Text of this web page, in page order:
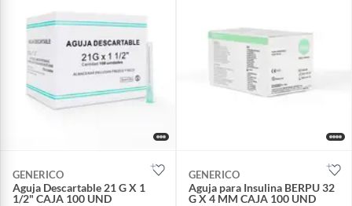
GENERICO
Aguja Descartable 21 G X 1
1/2" CAJA 100 UND
GENERICO
Aguja para Insulina BERPU 32
G X 4 MM CAJA 100 UND